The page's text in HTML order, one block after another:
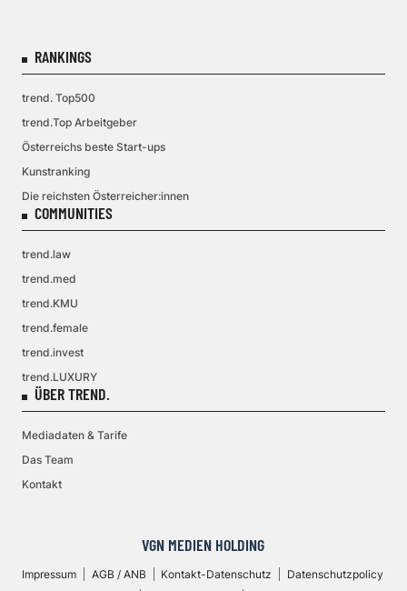
RANKINGS
trend. Top500
trend.Top Arbeitgeber
Österreichs beste Start-ups
Kunstranking
Die reichsten Österreicher:innen
COMMUNITIES
trend.law
trend.med
trend.KMU
trend.female
trend.invest
trend.LUXURY
ÜBER TREND.
Mediadaten & Tarife
Das Team
Kontakt
VGN MEDIEN HOLDING
Impressum AGB / ANB Kontakt-Datenschutz
Datenschutzpolicy